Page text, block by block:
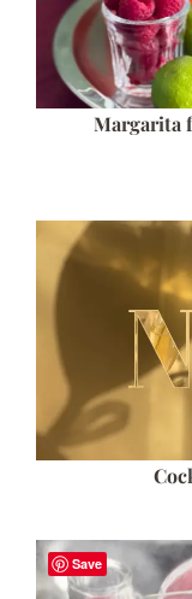
Margarita
Save